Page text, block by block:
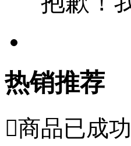
热销推荐
商品已成